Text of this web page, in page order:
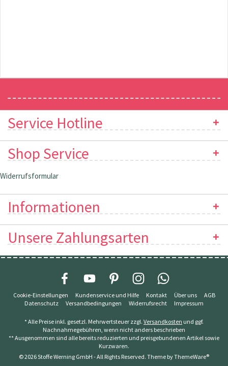
Service Hotline
Shop Service
Widerrufsformular
Informationen
Unsere Zahlungsarten
Cookie-Einstellungen Kundenservice und Hilfe Kontakt Über uns
AGB
Datenschutz
Versandbedingungen Widerrufsrecht Impressum
* Alle Preise inkl. gesetzl. Mehrwertsteuer zzgl. Versandkosten und ggf.
Nachnahmegebühren, wenn nicht anders beschrieben
** Ausgenommen sind alle bereits reduzierten und preisgebundenen Artikel sowie
Kurzwaren.
© 2026 Stoffe Werning GmbH - All Rights Reserved. Theme byThemeWare®